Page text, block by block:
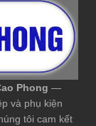
Phong —
và phụ kiện
tôi cam kết